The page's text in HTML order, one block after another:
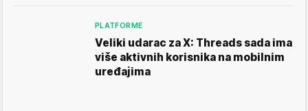
PLATFORME
Veliki udarac za X: Threads sada ima
više aktivnih korisnika na mobilnim
uređajima